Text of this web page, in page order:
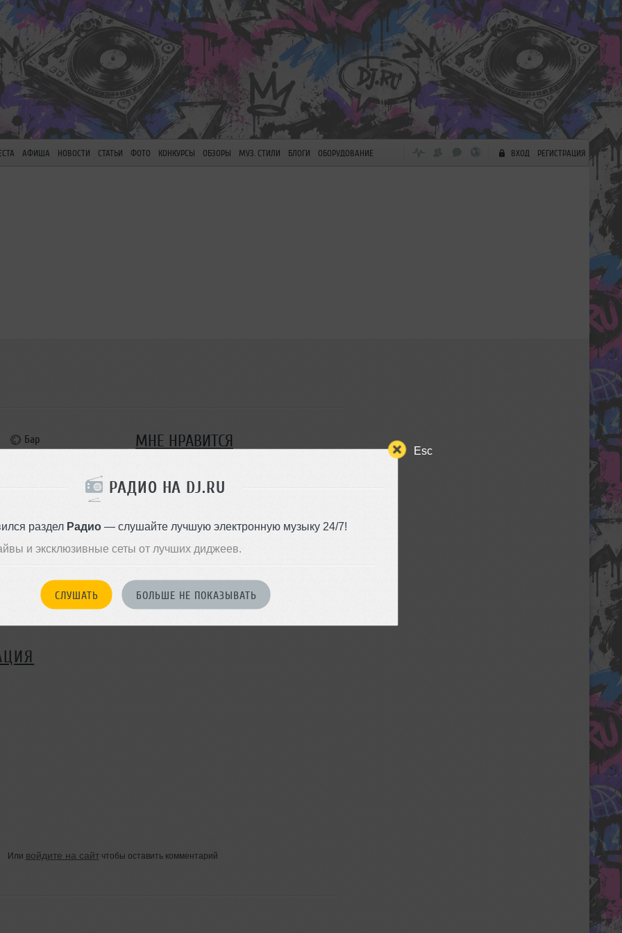
Esc
РАДИО НА DJ.RU
раздел Радио— слушайте лучшую электронную музыку 24/7!
и эксклюзивные сеты от лучших диджеев.
СЛУШАТЬ БОЛЬШЕ НЕ ПОКАЗЫВАТЬ
АФИША НОВОСТИ СТАТЬИ ФОТО КОНКУРСЫ ОБЗОРЫ МУЗ. СТИЛИ БЛОГИ ОБОРУДОВАНИЕ ВХОД РЕГИСТРАЦИЯ
Бар МНЕ НРАВИТСЯ
Было4
Или войдите на сайтчтобы оставить комментарий